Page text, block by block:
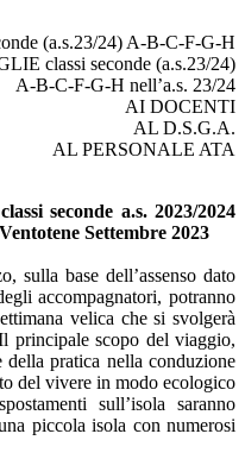
(a.s.23/24) A-B-C-F-G-H
classi seconde (a.s.23/24)
A-B-C-F-G-H nell’a.s. 23/24
AI DOCENTI
AL D.S.G.A.
AL PERSONALE ATA
seconde a.s. 2023/2024
Settembre 2023
sulla base dell’assenso dato
accompagnatori, potranno
velica che si svolgerà
principale scopo del viaggio,
della pratica nella conduzione
del vivere in modo ecologico
sull’isola saranno
piccola isola con numerosi